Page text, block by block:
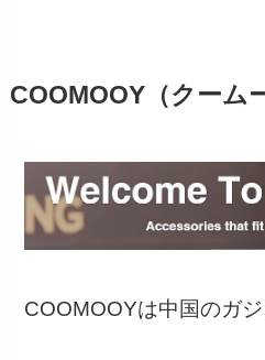
COOMOOY（クーム
COOMOOYは中国のガジ